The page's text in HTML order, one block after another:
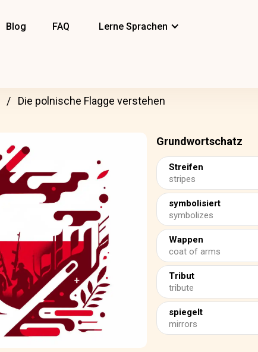
Blog FAQ Lerne Sprachen
Die polnische Flagge verstehen
Grundwortschatz
Streifen
stripes
symbolisiert
symbolizes
Wappen
coat of arms
Tribut
tribute
spiegelt
mirrors